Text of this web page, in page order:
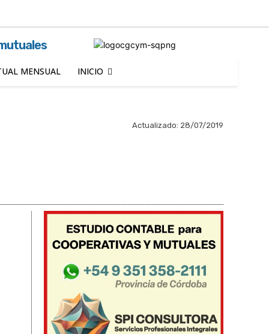
MENSUAL INICIO
Actualizado: 28/07/2019